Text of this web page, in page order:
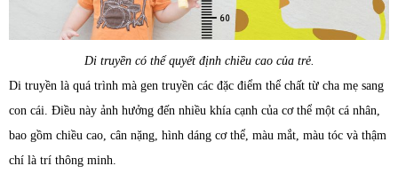
Di truyền có thể quyết định chiều cao của trẻ.
Di truyền là quá trình mà gen truyền các đặc điểm thể chất từ cha mẹ sang
con cái. Điều này ảnh hưởng đến nhiều khía cạnh của cơ thể một cá nhân,
bao gồm chiều cao, cân nặng, hình dáng cơ thể, màu mắt, màu tóc và thậm
chí là trí thông minh.